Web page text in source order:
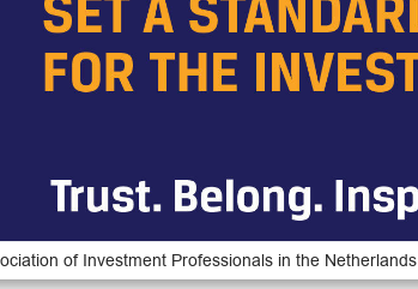
of Investment Professionals in the Netherlands